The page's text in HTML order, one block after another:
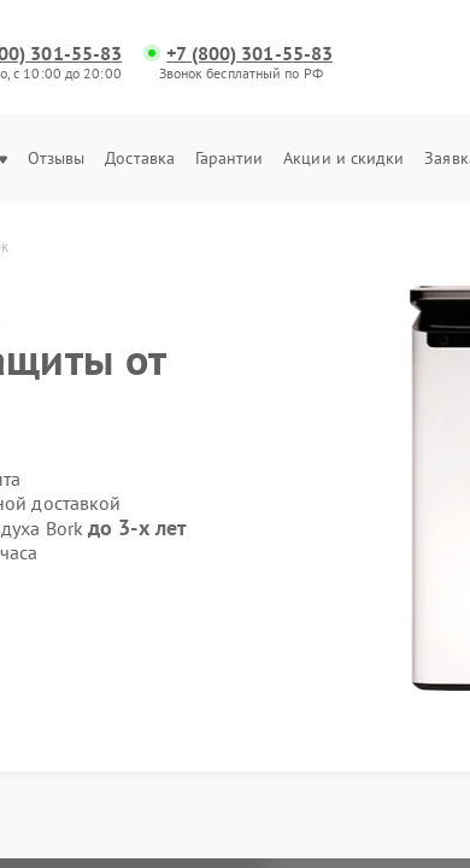
301-55-83
с 10:00 до 20:00
+7 (800) 301-55-83
Звонок бесплатный по РФ
Отзывы Доставка Гарантии Акции и скидки
от
доставкой
Bork до 3-х лет